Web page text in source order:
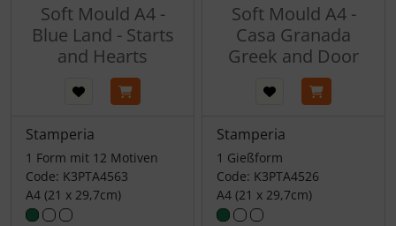
Soft Mould A4 -
Blue Land - Starts
and Hearts
Stamperia
1 Form mit 12 Motiven
Code: K3PTA4563
A4 (21 x 29,7cm)
Soft Mould A4 -
Casa Granada
Greek and Door
Stamperia
1 Gießform
Code: K3PTA4526
A4 (21 x 29,7cm)